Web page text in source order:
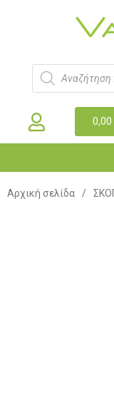
Αρχική σελίδα /